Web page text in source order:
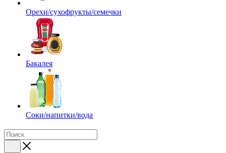
Орехи/сухофрукты/семечки
Бакалея
Соки/напитки/вода